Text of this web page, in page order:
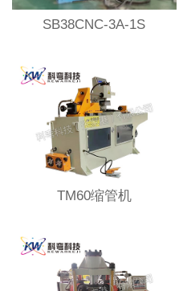
SB38CNC-3A-1S
TM60缩管机